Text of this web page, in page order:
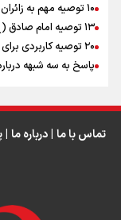
اینفو برنا /
عراق
۱۰ توصیه مهم به زائران و خادمان پیاده روی اربعین
۱۳ توصیه امام صادق (ع) برای پیاده‌روی اربعین
۲۰ توصیه کاربردی برای شرکت در پیاده روی اربعین ۱۴۰۵
پاسخ به سه‌ شبهه
تماس با ما | درباره ما |